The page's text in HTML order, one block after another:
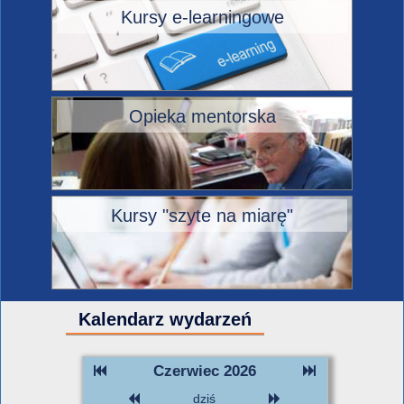
Kursy e-learningowe
Opieka mentorska
Kursy "szyte na miarę"
Kalendarz wydarzeń
Czerwiec 2026
dziś